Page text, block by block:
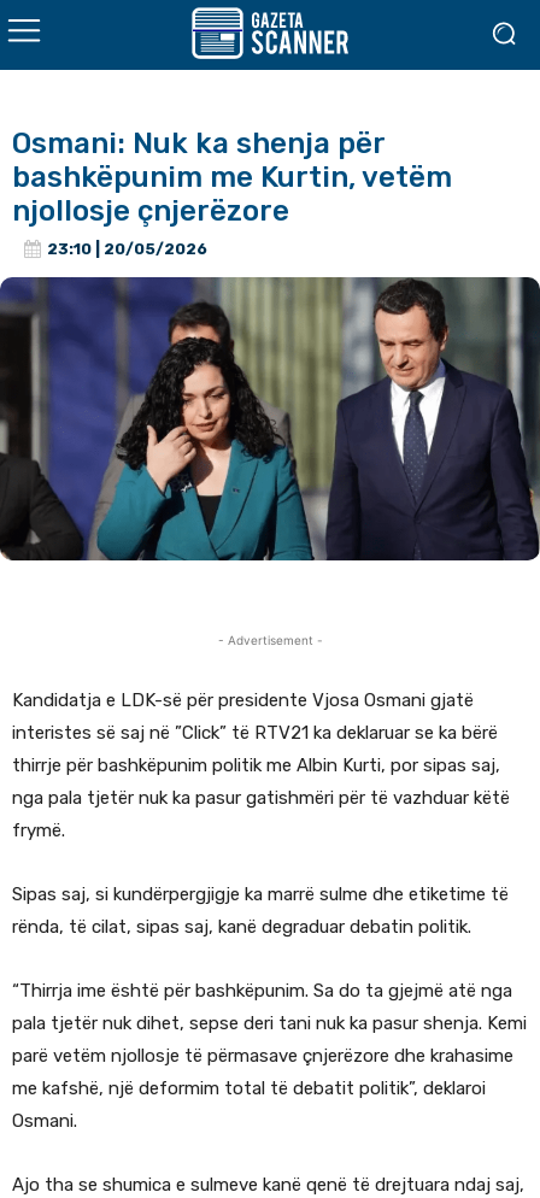
Osmani: Nuk ka shenja për
bashkëpunim me Kurtin, vetëm
njollosje çnjerëzore
23:10 | 20/05/2026
- Advertisement -
Kandidatja e LDK-së për presidente Vjosa Osmani gjatë
interistes së saj në ”Click” të RTV21 ka deklaruar se ka bërë
thirrje për bashkëpunim politik me Albin Kurti, por sipas saj,
nga pala tjetër nuk ka pasur gatishmëri për të vazhduar këtë
frymë.
Sipas saj, si kundërpergjigje ka marrë sulme dhe etiketime të
rënda, të cilat, sipas saj, kanë degraduar debatin politik.
“Thirrja ime është për bashkëpunim. Sa do ta gjejmë atë nga
pala tjetër nuk dihet, sepse deri tani nuk ka pasur shenja. Kemi
parë vetëm njollosje të përmasave çnjerëzore dhe krahasime
me kafshë, një deformim total të debatit politik”, deklaroi
Osmani.
Ajo tha se shumica e sulmeve kanë qenë të drejtuara ndaj saj,